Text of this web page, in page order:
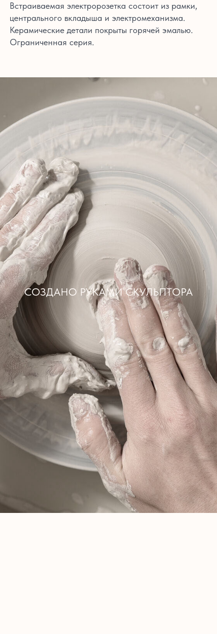
Встраиваемая электророзетка состоит из рамки,
центрального вкладыша и электромеханизма.
Керамические детали покрыты горячей эмалью.
Ограниченная серия.
СОЗДАНО РУКАМИ СКУЛЬПТОРА